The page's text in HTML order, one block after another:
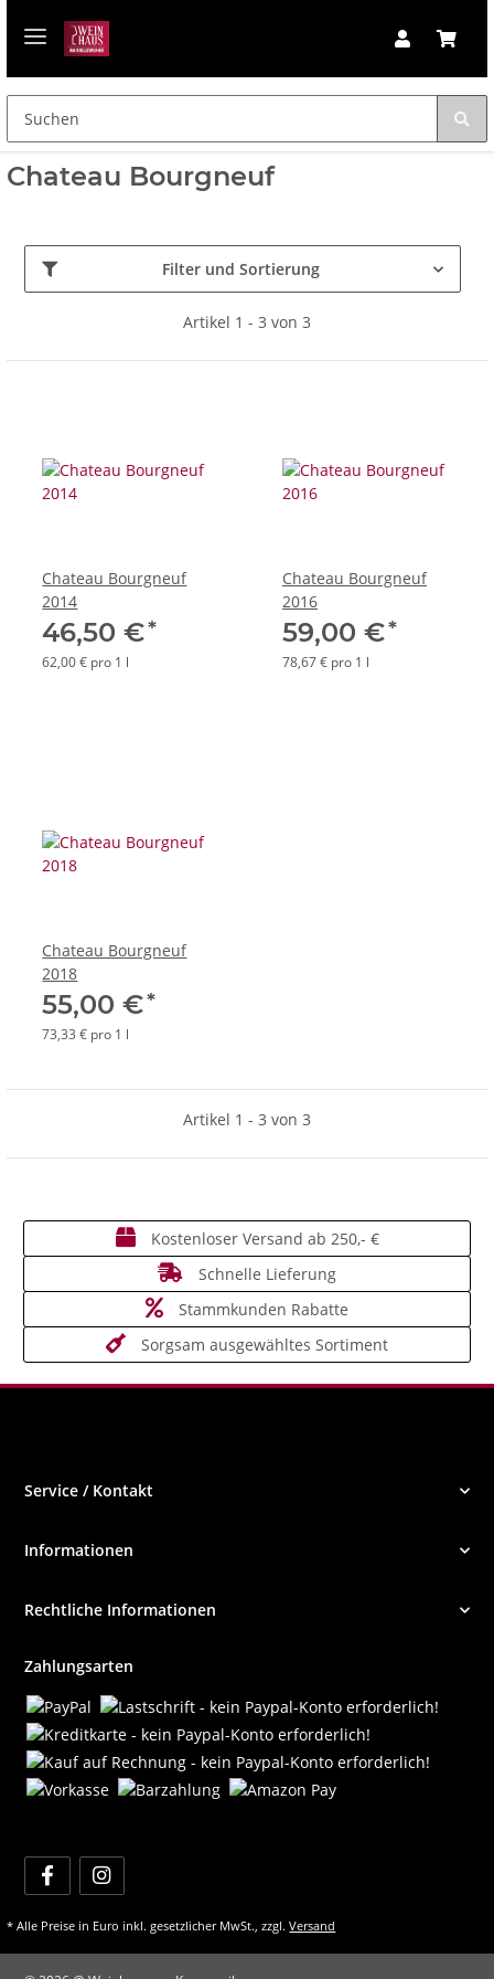
Chateau Bourgneuf
Filter und Sortierung
Artikel 1 - 3 von 3
Chateau Bourgneuf
2014
46,50 €*
62,00 € pro 1 l
Chateau Bourgneuf
2016
59,00 €*
78,67 € pro 1 l
Chateau Bourgneuf
2018
55,00 €*
73,33 € pro 1 l
Artikel 1 - 3 von 3
Kostenloser Versand ab 250,- €
Schnelle Lieferung
Stammkunden Rabatte
Sorgsam ausgewähltes Sortiment
Service / Kontakt
Informationen
Rechtliche Informationen
Zahlungsarten
* Alle Preise in Euro inkl. gesetzlicher MwSt., zzgl.Versand